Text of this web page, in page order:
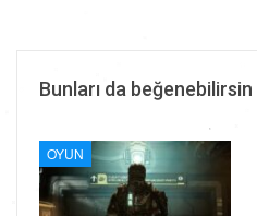
Bunları da beğenebilirsin
OYUN